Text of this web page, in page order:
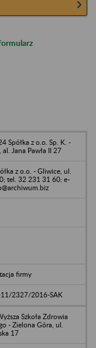
Spółka z o.o. Sp. K. -
al. Jana Pawła II 27
z o.o. - Gliwice, ul.
tel. 32 231 31 60; e-
firmy
2327/2016-SAK
Szkoła Zdrowia
- Zielona Góra, ul.
17